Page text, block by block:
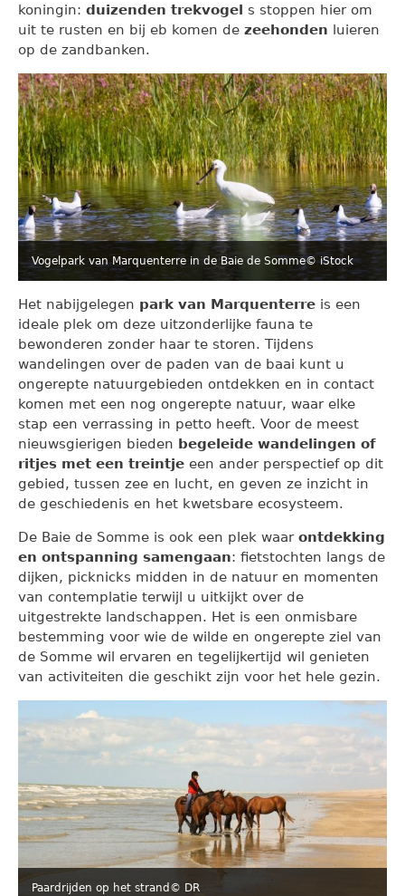
koningin: duizenden trekvogel s stoppen hier om
uit te rusten en bij eb komen de zeehonden luieren
op de zandbanken.
Vogelpark van Marquenterre in de Baie de Somme© iStock
Het nabijgelegen park van Marquenterre is een
ideale plek om deze uitzonderlijke fauna te
bewonderen zonder haar te storen. Tijdens
wandelingen over de paden van de baai kunt u
ongerepte natuurgebieden ontdekken en in contact
komen met een nog ongerepte natuur, waar elke
stap een verrassing in petto heeft. Voor de meest
nieuwsgierigen bieden begeleide wandelingen of
ritjes met een treintje een ander perspectief op dit
gebied, tussen zee en lucht, en geven ze inzicht in
de geschiedenis en het kwetsbare ecosysteem.
De Baie de Somme is ook een plek waar ontdekking
en ontspanning samengaan: fietstochten langs de
dijken, picknicks midden in de natuur en momenten
van contemplatie terwijl u uitkijkt over de
uitgestrekte landschappen. Het is een onmisbare
bestemming voor wie de wilde en ongerepte ziel van
de Somme wil ervaren en tegelijkertijd wil genieten
van activiteiten die geschikt zijn voor het hele gezin.
Paardrijden op het strand © DR